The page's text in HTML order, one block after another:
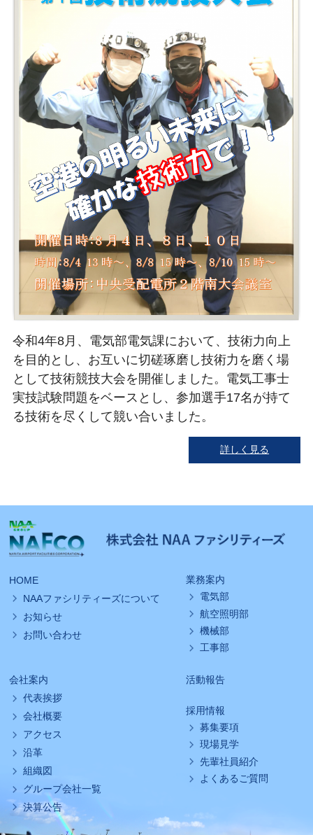
令和4年8月、電気部電気課において、技術力向上
を目的とし、お互いに切磋琢磨し技術力を磨く場
として技術競技大会を開催しました。電気工事士
実技試験問題をベースとし、参加選手17名が持て
る技術を尽くして競い合いました。
詳しく見る
HOME
NAAファシリティーズについて
お知らせ
お問い合わせ
業務案内
電気部
航空照明部
機械部
工事部
会社案内
代表挨拶
会社概要
アクセス
沿革
組織図
グループ会社一覧
決算公告
活動報告
採用情報
募集要項
現場見学
先輩社員紹介
よくあるご質問